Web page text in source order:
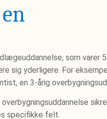
som varer
sig yderligere. For
en 3-årig
specifikke felt.